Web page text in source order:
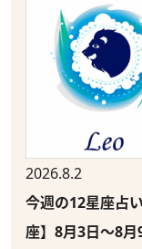
2026.8.2
今週の12星座占
座】8月3日～8月